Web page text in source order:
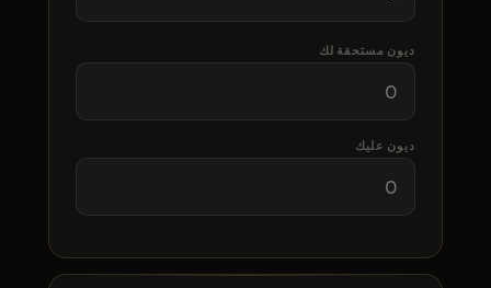
ديون مستحقة لك
ديون عليك